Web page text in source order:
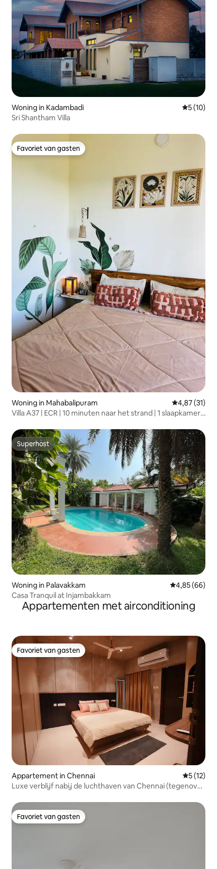
Woning in Kadambadi
5 (10)
Sri Shantham Villa
Favoriet van gasten
Favoriet van gasten
Woning in Mahabalipuram Gemiddelde
4,87 (31)
Villa A37 | ECR | 10 minuten naar het strand | 1 slaapkamer,
Superhost
Superhost
Woning in Palavakkam Gemiddelde
4,85 (66)
Casa Tranquil at Injambakkam
Appartementen met airconditioning
Favoriet van gasten
Favoriet van gasten
Appartement in Chennai
5 (12)
Luxe verblijf nabij de luchthaven van Chennai (tegenover
Favoriet van gasten
Favoriet van gasten